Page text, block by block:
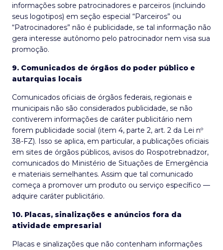
informações sobre patrocinadores e parceiros (incluindo
seus logotipos) em seção especial “Parceiros” ou
“Patrocinadores” não é publicidade, se tal informação não
gera interesse autônomo pelo patrocinador nem visa sua
promoção.
9. Comunicados de órgãos do poder público e
autarquias locais
Comunicados oficiais de órgãos federais, regionais e
municipais não são considerados publicidade, se não
contiverem informações de caráter publicitário nem
forem publicidade social (item 4, parte 2, art. 2 da Lei nº
38-FZ). Isso se aplica, em particular, a publicações oficiais
em sites de órgãos públicos, avisos do Rospotrebnadzor,
comunicados do Ministério de Situações de Emergência
e materiais semelhantes. Assim que tal comunicado
começa a promover um produto ou serviço específico —
adquire caráter publicitário.
10. Placas, sinalizações e anúncios fora da
atividade empresarial
Placas e sinalizações que não contenham informações